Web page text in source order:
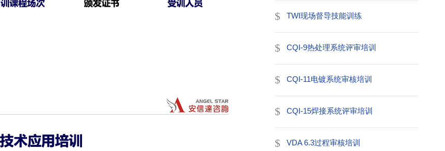
TWI现场督导技能训练
CQI-9热处理系统评审培训
CQI-11电镀系统审核培训
CQI-15焊接系统评审培训
VDA 6.3过程审核培训